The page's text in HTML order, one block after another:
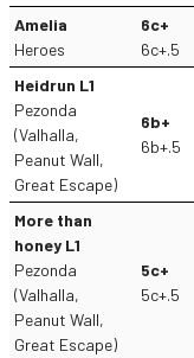
Amelia
Heroes
6c+
6c+.5
Heidrun L1
Pezonda
(Valhalla,
Peanut Wall,
Great Escape)
6b+
6b+.5
More than
honey L1
Pezonda
(Valhalla,
Peanut Wall,
Great Escape)
5c+
5c+.5